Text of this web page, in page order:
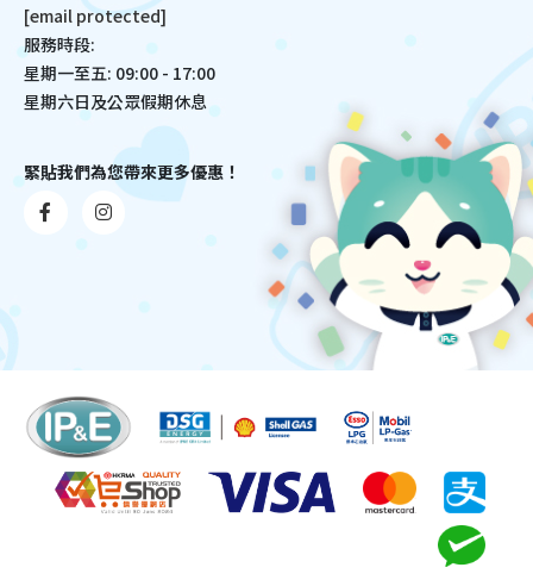
[email protected]
服務時段:
星期一至五: 09:00 - 17:00
星期六日及公眾假期休息
緊貼我們為您帶來更多優惠！